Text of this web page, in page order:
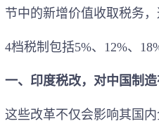
节中的新增价值收取税务
4档税制包括5%、12%、
一、印度税改，对中国制造
这些改革不仅会影响其国